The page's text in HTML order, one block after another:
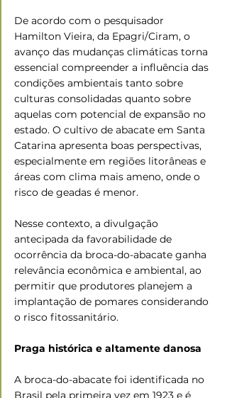
De acordo com o pesquisador
Hamilton Vieira, da Epagri/Ciram, o
avanço das mudanças climáticas torna
essencial compreender a influência das
condições ambientais tanto sobre
culturas consolidadas quanto sobre
aquelas com potencial de expansão no
estado. O cultivo de abacate em Santa
Catarina apresenta boas perspectivas,
especialmente em regiões litorâneas e
áreas com clima mais ameno, onde o
risco de geadas é menor.
Nesse contexto, a divulgação
antecipada da favorabilidade de
ocorrência da broca-do-abacate ganha
relevância econômica e ambiental, ao
permitir que produtores planejem a
implantação de pomares considerando
o risco fitossanitário.
Praga histórica e altamente danosa
A broca-do-abacate foi identificada no
Brasil pela primeira vez em 1923 e é